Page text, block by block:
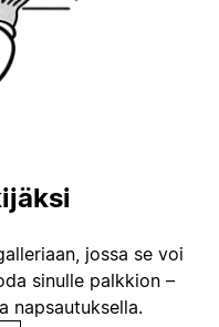
jossa se voi
sinulle palkkion –
napsautuksella.